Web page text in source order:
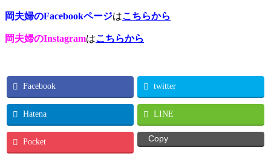
岡夫婦のFacebookページはこちらから
岡夫婦のInstagramはこちらから
Facebook twitter
Hatena LINE
Pocket Copy